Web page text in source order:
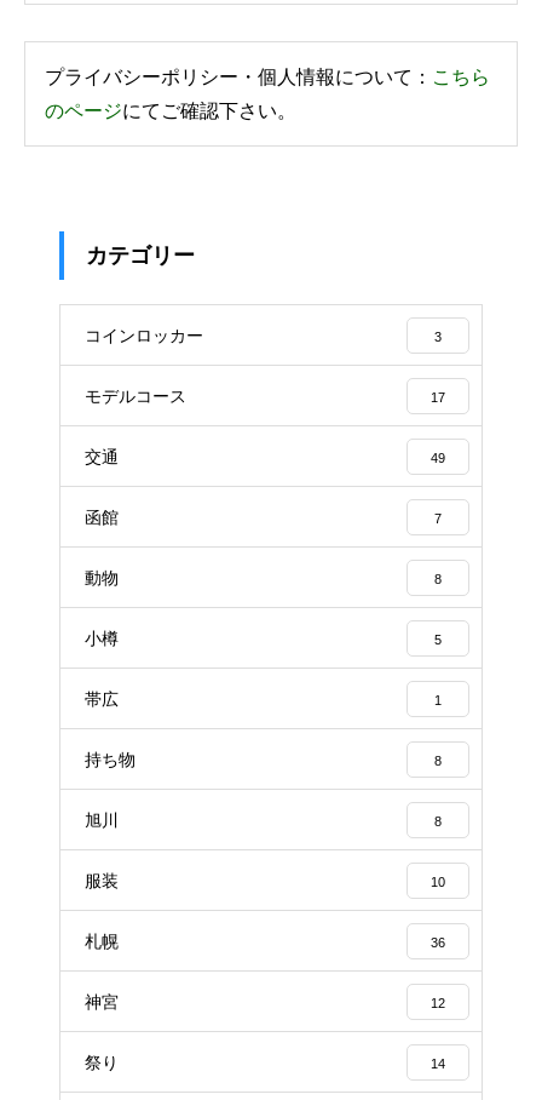
プライバシーポリシー・個人情報について： こちら
のページにてご確認下さい。
カテゴリー
コインロッカー 3
モデルコース 17
交通 49
函館 7
動物 8
小樽 5
帯広 1
持ち物 8
旭川 8
服装 10
札幌 36
神宮 12
祭り 14